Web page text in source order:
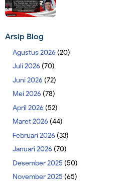
Arsip Blog
Agustus 2026 (20)
Juli 2026 (70)
Juni 2026 (72)
Mei 2026 (78)
April 2026 (52)
Maret 2026 (44)
Februari 2026 (33)
Januari 2026 (70)
Desember 2025 (50)
November 2025 (65)